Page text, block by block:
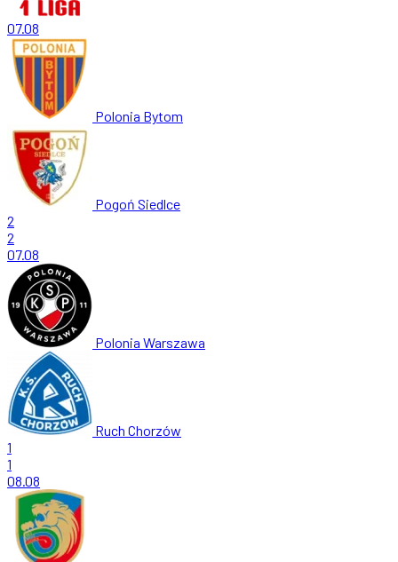
07.08
Polonia Bytom
Pogoń Siedlce
2
2
07.08
Polonia Warszawa
Ruch Chorzów
1
1
08.08